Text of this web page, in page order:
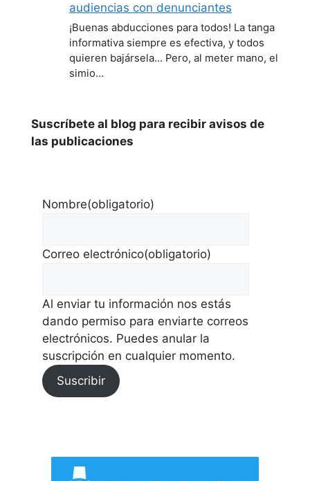
audiencias con denunciantes
¡Buenas abducciones para todos! La tanga
informativa siempre es efectiva, y todos
quieren bajársela... Pero, al meter mano, el
simio…
Suscríbete al blog para recibir avisos de
las publicaciones
Nombre(obligatorio)
Correo electrónico(obligatorio)
Al enviar tu información nos estás
dando permiso para enviarte correos
electrónicos. Puedes anular la
suscripción en cualquier momento.
Suscribir